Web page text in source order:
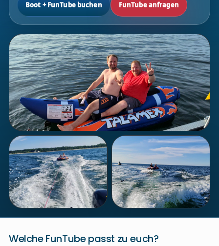
Boot + FunTube buchen FunTube anfragen
Welche FunTube passt zu euch?